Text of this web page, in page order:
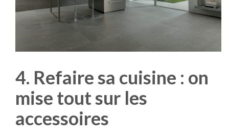
4. Refaire sa cuisine : on
mise tout sur les
accessoires